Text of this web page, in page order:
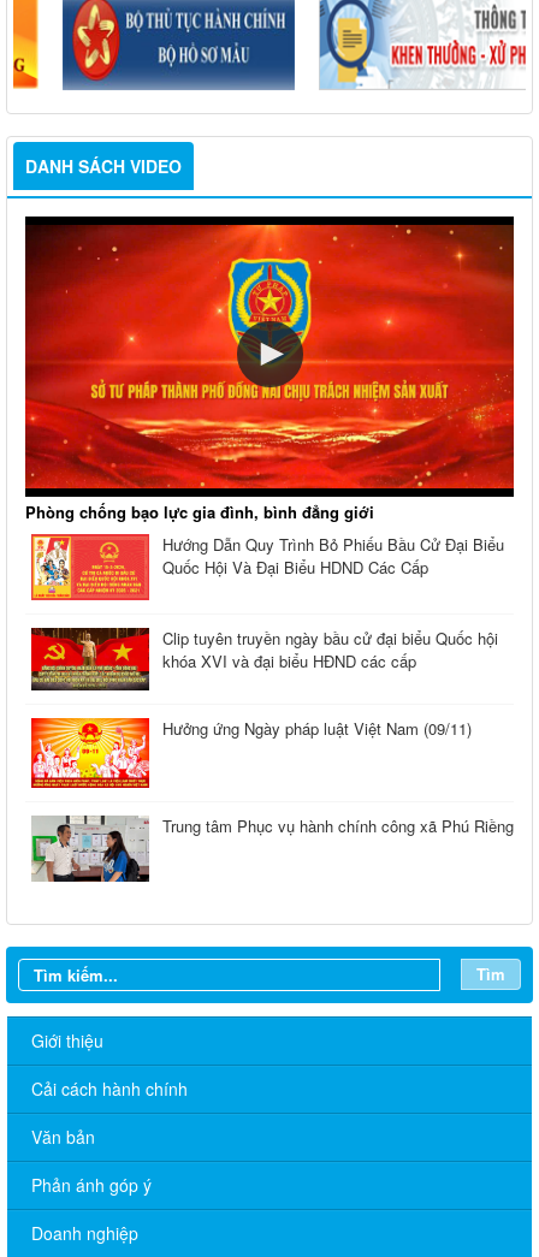
DANH SÁCH VIDEO
Phòng chống bạo lực gia đình, bình đẳng giới
Hướng Dẫn Quy Trình Bỏ Phiếu Bầu Cử Đại Biểu
Quốc Hội Và Đại Biểu HDND Các Cấp
Clip tuyên truyền ngày bầu cử đại biểu Quốc hội
khóa XVI và đại biểu HĐND các cấp
Hưởng ứng Ngày pháp luật Việt Nam (09/11)
Trung tâm Phục vụ hành chính công xã Phú Riềng
Tìm
Giới thiệu
Cải cách hành chính
Văn bản
Phản ánh góp ý
Doanh nghiệp